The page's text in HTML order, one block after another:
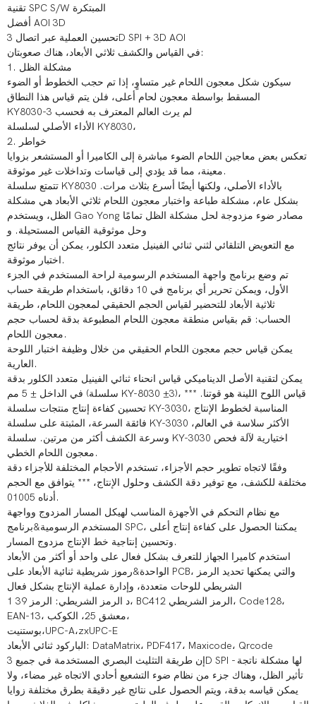
تقنية SPC S/W المبتكرة
أفضل AOI 3D
تحسين العملية عبر اتصال 3D SPI + 3D AOI
في القياس والكشف ثلاثي الأبعاد، هناك صعوبتان:
​​​1. مشكلة الظل
سيكون شكل معجون اللحام غير متساوٍ، إذا تم حجب الخطوط أو الضوء
المسقط بواسطة معجون لحام أعلى، فلن يتم قياس هذا النطاق
KY8030-3 لم يرث العالم المعترف به فحسب
الأداء الأصلي لسلسلة KY8030،
​​​2. خواطر
تعكس بعض معاجين اللحام الضوء مباشرة إلى الكاميرا أو المستشعر بزوايا
معينة، مما قد يؤدي إلى قياسات وتداخلات غير موثوقة.
تتمتع سلسلة KY8030 بالأداء الأصلي، ولكنها أيضًا أسرع بثلاث مرات.
بشكل عام، مشكلة طباعة واختبار معجون اللحام ثلاثي الأبعاد هي مشكلة
الظل، ويستخدم Gao Yong مصادر ضوء مزدوجة لحل مشكلة الظل تمامًا
وحل موثوقية القياس المستحيلة. و
مع التعويض التلقائي لثني ثنائي الفينيل متعدد الكلور، يمكن أن يوفر نتائج
اختبار موثوقة.
تم وضع برنامج واجهة المستخدم الرسومية لراحة المستخدم في الجزء
الأول، ويمكن تحرير أي برنامج في 10 دقائق، باستخدام طريقة حساب
ثلاثية الأبعاد للتحضير لقياس الحجم الحقيقي لمعجون اللحام، طريقة
الحساب: قم بقياس منطقة معجون اللحام المطبوعة بدقة لحساب حجم
معجون اللحام.
يمكن قياس حجم معجون اللحام الحقيقي من خلال وظيفة اختبار اللوحة
العارية.
يمكن لتقنية الأصل الديناميكي قياس انحناء ثنائي الفينيل متعدد الكلور بدقة
في الداخل ± 5 مم (سلسلة KY-8030 ±3)، قياس اللوح اللينة هو قوتنا. ***
تحسين كفاءة إنتاج منتجات سلسلة KY-3030، المناسبة لخطوط الإنتاج
فائقة السرعة، المثبتة على سلسلة KY-3030 الأكثر سلاسة في العالم،
وسرعة الكشف أكثر من مرتين. سلسلة KY-3030 اختيارية لآلة فحص
معجون اللحام الخطي.
وفقًا لاتجاه تطوير حجم الأجزاء، تستخدم الأحجام المختلفة للأجزاء دقة
مختلفة للكشف، مع توفير دقة الكشف وحلول الإنتاج، *** يتوافق مع الحجم
أدناه 01005.
مع نظام التحكم في الأجهزة المناسب لهيكل المسار المزدوج وواجهة
المستخدم الرسومية&برنامج SPC، يمكننا الحصول على كفاءة إنتاج أعلى
وتحسين إنتاجية خط الإنتاج مزدوج المسار.
استخدم كاميرا الجهاز للتعرف بشكل فعال على واحد أو أكثر من الأبعاد
الواحدة&رموز شريطية ثنائية الأبعاد على PCB، والتي يمكنها تحديد الرمز
الشريطي للوحات متعددة، وإدارة عملية الإنتاج بشكل فعال
1 د الرمز الشريطي: الرمز 39، BC412 الرمز الشريطي، Code128،
​EAN-13، معشق 25، الكوكب،
بوستنيت،UPC-A،zxUPC-E
​الباركود ثنائي الأبعاد: DataMatrix، PDF417، Maxicode، Qrcode
​إن طريقة التثليث البصري المستخدمة في جميع 3D SPI لها مشكلة ناتجة -
تأثير الظل، وهناك جزء من نظام ضوء التشعيع أحادي الاتجاه غير مضاء، ولا
يمكن قياسه بدقة، ويتم الحصول على نتائج غير دقيقة بطرق مختلفة زوايا